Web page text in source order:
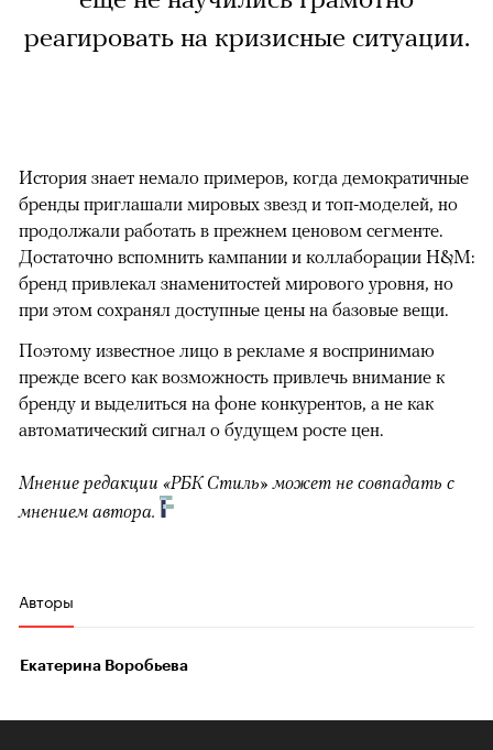
реагировать на кризисные ситуации.
История знает немало примеров, когда демократичные
бренды приглашали мировых звезд и топ-моделей, но
продолжали работать в прежнем ценовом сегменте.
Достаточно вспомнить кампании и коллаборации H&M:
бренд привлекал знаменитостей мирового уровня, но
при этом сохранял доступные цены на базовые вещи.
Поэтому известное лицо в рекламе я воспринимаю
прежде всего как возможность привлечь внимание к
бренду и выделиться на фоне конкурентов, а не как
автоматический сигнал о будущем росте цен.
Мнение редакции «РБК Стиль» может не совпадать с
мнением автора.
Авторы
Екатерина Воробьева